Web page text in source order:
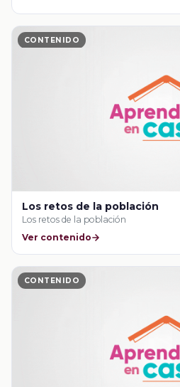
CONTENIDO
Los retos de la población
Los retos de la población
Ver contenido
CONTENIDO